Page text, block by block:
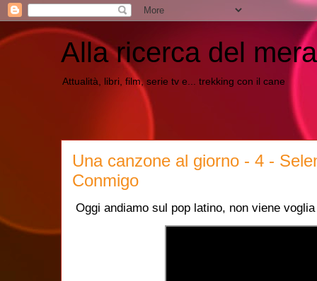
Alla ricerca del
Attualità, libri, film, serie tv e... trekking con il cane
Una canzone al giorno - 4 -
Conmigo
Oggi andiamo sul pop latino, non viene